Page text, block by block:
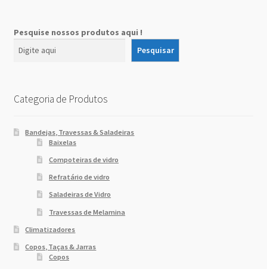
Pesquise nossos produtos aqui !
Pesquisar
Categoria de Produtos
Bandejas, Travessas & Saladeiras
Baixelas
Compoteiras de vidro
Refratário de vidro
Saladeiras de Vidro
Travessas de Melamina
Climatizadores
Copos, Taças & Jarras
Copos